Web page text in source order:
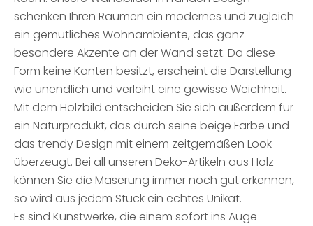
schenken Ihren Räumen ein modernes und zugleich
ein gemütliches Wohnambiente, das ganz
besondere Akzente an der Wand setzt. Da diese
Form keine Kanten besitzt, erscheint die Darstellung
wie unendlich und verleiht eine gewisse Weichheit.
Mit dem Holzbild entscheiden Sie sich außerdem für
ein Naturprodukt, das durch seine beige Farbe und
das trendy Design mit einem zeitgemäßen Look
überzeugt. Bei all unseren Deko-Artikeln aus Holz
können Sie die Maserung immer noch gut erkennen,
so wird aus jedem Stück ein echtes Unikat.
Es sind Kunstwerke, die einem sofort ins Auge